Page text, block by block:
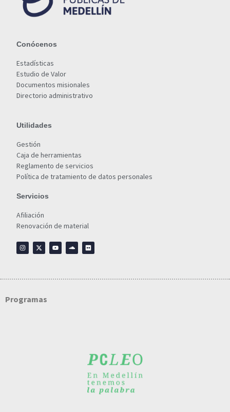
Conócenos
Estadísticas
Estudio de Valor
Documentos misionales
Directorio administrativo
Utilidades
Gestión
Caja de herramientas
Reglamento de servicios
Política de tratamiento de datos personales
Servicios
Afiliación
Renovación de material
Programas